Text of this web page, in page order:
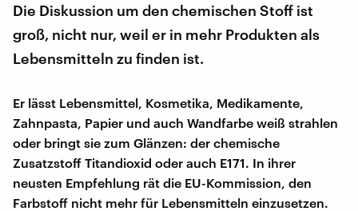
Die Diskussion um den chemischen Stoff ist
groß, nicht nur, weil er in mehr Produkten als
Lebensmitteln zu finden ist.
Er lässt Lebensmittel, Kosmetika, Medikamente,
Zahnpasta, Papier und auch Wandfarbe weiß strahlen
oder bringt sie zum Glänzen: der chemische
Zusatzstoff Titandioxid oder auch E171. In ihrer
neusten Empfehlung rät die EU-Kommission, den
Farbstoff nicht mehr für Lebensmitteln einzusetzen.